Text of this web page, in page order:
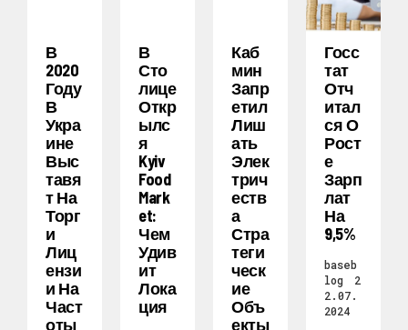
В
2020
Году
В
Укра
Ине
Выс
Тавя
Т На
Торг
И
Лиц
Ензи
И На
Част
Оты
В
Сто
Лице
Откр
Ылс
Я
Kyiv
Food
Mark
Et:
Чем
Удив
Ит
Лока
Ция
Каб
Мин
Запр
Етил
Лиш
Ать
Элек
Трич
Еств
А
Стра
Теги
Ческ
Ие
Объ
Екты
Госс
Тат
Отч
Итал
Ся О
Рост
Е
Зарп
Лат
На
9,5%
baseb
log
2
2.07.
2024